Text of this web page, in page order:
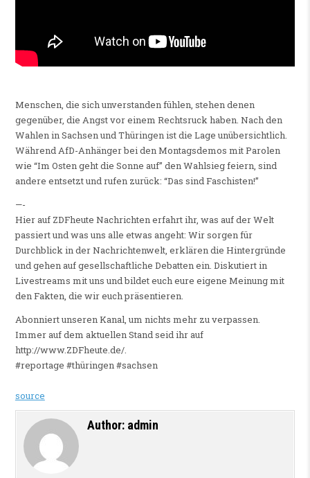
Menschen, die sich unverstanden fühlen, stehen denen
gegenüber, die Angst vor einem Rechtsruck haben. Nach den
Wahlen in Sachsen und Thüringen ist die Lage unübersichtlich.
Während AfD-Anhänger bei den Montagsdemos mit Parolen
wie “Im Osten geht die Sonne auf” den Wahlsieg feiern, sind
andere entsetzt und rufen zurück: “Das sind Faschisten!”
—-
Hier auf ZDFheute Nachrichten erfahrt ihr, was auf der Welt
passiert und was uns alle etwas angeht: Wir sorgen für
Durchblick in der Nachrichtenwelt, erklären die Hintergründe
und gehen auf gesellschaftliche Debatten ein. Diskutiert in
Livestreams mit uns und bildet euch eure eigene Meinung mit
den Fakten, die wir euch präsentieren.
Abonniert unseren Kanal, um nichts mehr zu verpassen.
Immer auf dem aktuellen Stand seid ihr auf
http://www.ZDFheute.de/.
#reportage #thüringen #sachsen
source
Author: admin